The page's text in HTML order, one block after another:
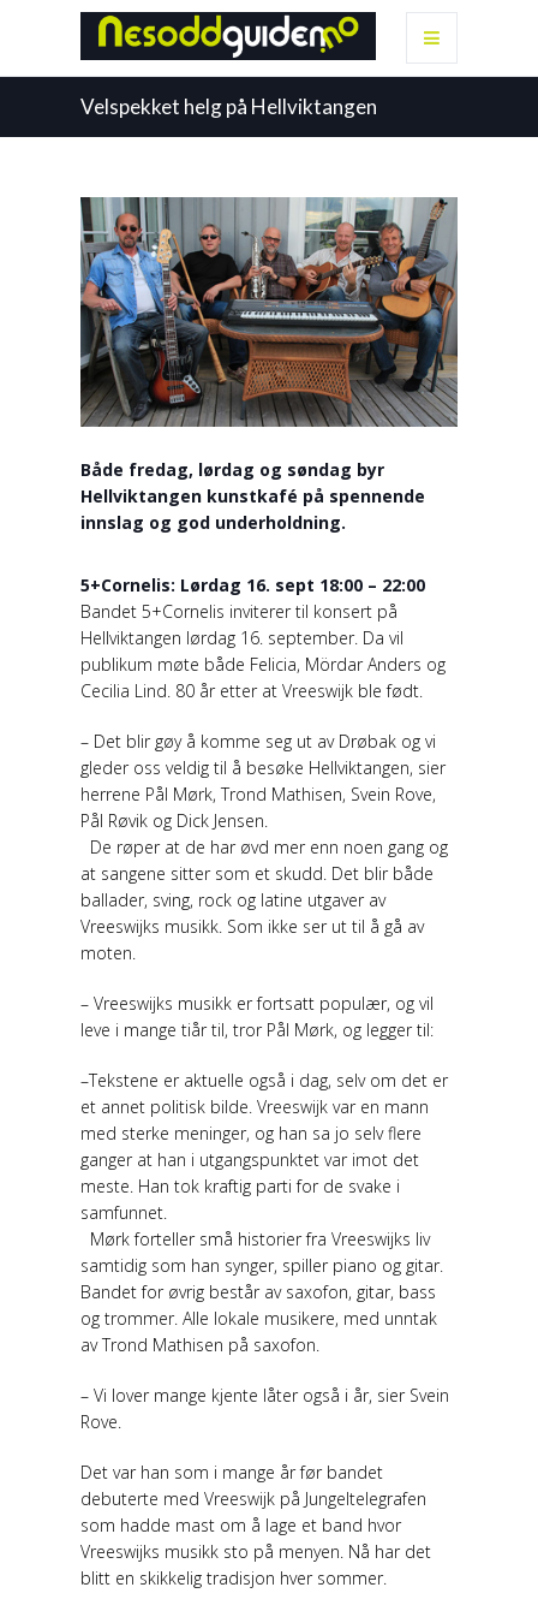
Velspekket helg på Hellviktangen
Både fredag, lørdag og søndag byr
Hellviktangen kunstkafé på spennende
innslag og god underholdning.
5+Cornelis: Lørdag 16. sept 18:00 – 22:00
Bandet 5+Cornelis inviterer til konsert på
Hellviktangen lørdag 16. september. Da vil
publikum møte både Felicia, Mördar Anders og
Cecilia Lind. 80 år etter at Vreeswijk ble født.
– Det blir gøy å komme seg ut av Drøbak og vi
gleder oss veldig til å besøke Hellviktangen, sier
herrene Pål Mørk, Trond Mathisen, Svein Rove,
Pål Røvik og Dick Jensen.
De røper at de har øvd mer enn noen gang og
at sangene sitter som et skudd. Det blir både
ballader, sving, rock og latine utgaver av
Vreeswijks musikk. Som ikke ser ut til å gå av
moten.
– Vreeswijks musikk er fortsatt populær, og vil
leve i mange tiår til, tror Pål Mørk, og legger til:
–Tekstene er aktuelle også i dag, selv om det er
et annet politisk bilde. Vreeswijk var en mann
med sterke meninger, og han sa jo selv flere
ganger at han i utgangspunktet var imot det
meste. Han tok kraftig parti for de svake i
samfunnet.
Mørk forteller små historier fra Vreeswijks liv
samtidig som han synger, spiller piano og gitar.
Bandet for øvrig består av saxofon, gitar, bass
og trommer. Alle lokale musikere, med unntak
av Trond Mathisen på saxofon.
– Vi lover mange kjente låter også i år, sier Svein
Rove.
Det var han som i mange år før bandet
debuterte med Vreeswijk på Jungeltelegrafen
som hadde mast om å lage et band hvor
Vreeswijks musikk sto på menyen. Nå har det
blitt en skikkelig tradisjon hver sommer.